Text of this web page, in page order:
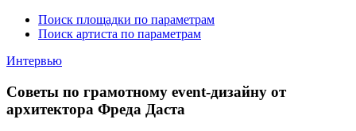
Поиск площадки по параметрам
Поиск артиста по параметрам
Интервью
Советы по грамотному event-дизайну от
архитектора Фреда Даста